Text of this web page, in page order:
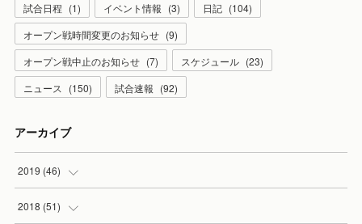
試合日程 (1) イベント情報 (3) 日記 (104)
オープン戦時間変更のお知らせ (9)
オープン戦中止のお知らせ (7) スケジュール (23)
ニュース
(150) 試合速報 (92)
アーカイブ
2019 (46)
(7
2018 (51)